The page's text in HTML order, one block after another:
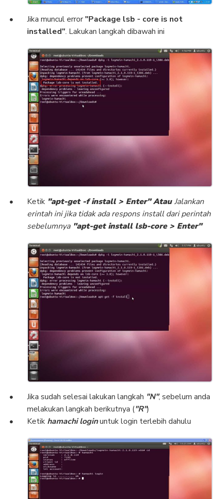
Jika muncul error"Package lsb - core is not
installed". Lakukan langkah dibawah ini
Ketik "apt-get -f install > Enter" AtauJalankan
erintah inijika tidak ada respons install dari perintah
sebelumnya"apt-get install lsb-core > Enter"
Jika sudah selesai lakukan langkah "N", sebelum anda
melakukan langkah berikutnya ("R")
Ketik hamachi loginuntuk login terlebih dahulu